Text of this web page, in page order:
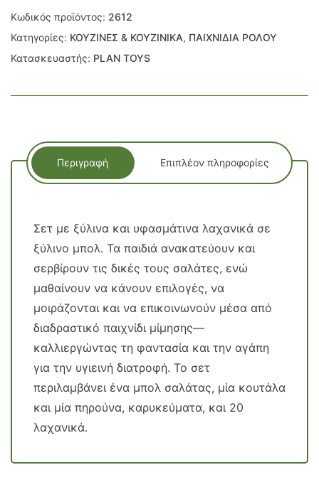
Κωδικός προϊόντος: 2612
Κατηγορίες: ΚΟΥΖΙΝΕΣ & ΚΟΥΖΙΝΙΚΑ, ΠΑΙΧΝΙΔΙΑ ΡΟΛΟΥ
Κατασκευαστής: PLAN TOYS
Περιγραφή Επιπλέον πληροφορίες
Σετ με ξύλινα και υφασμάτινα λαχανικά σε
ξύλινο μπολ. Τα παιδιά ανακατεύουν και
σερβίρουν τις δικές τους σαλάτες, ενώ
μαθαίνουν να κάνουν επιλογές, να
μοιράζονται και να επικοινωνούν μέσα από
διαδραστικό παιχνίδι μίμησης—
καλλιεργώντας τη φαντασία και την αγάπη
για την υγιεινή διατροφή. Το σετ
περιλαμβάνει ένα μπολ σαλάτας, μία κουτάλα
και μία πηρούνα, καρυκεύματα, και 20
λαχανικά.